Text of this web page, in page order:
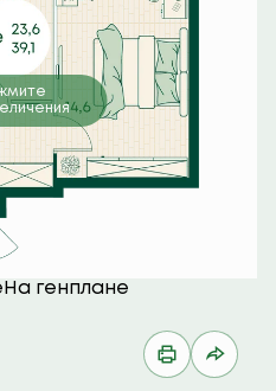
На генплане